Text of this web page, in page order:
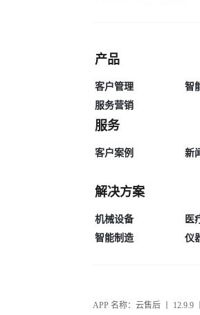
产品
客户管理 智
服务营销
服务
客户案例 新
解决方案
机械设备 医
智能制造
仪
APP 名称：云售后 丨 12.9.9